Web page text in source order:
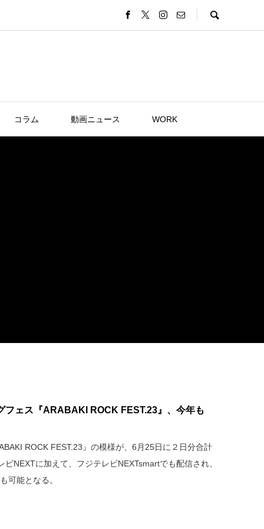
コラム 動画ニュース WORK
フェス『ARABAKI ROCK FEST.23』、今年も
ROCK FEST.23』の模様が、6月25日に２日分合計
NEXTに加えて、フジテレビNEXTsmartでも配信され、
可能となる。